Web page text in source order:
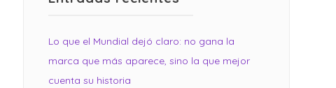
Lo que el Mundial dejó claro: no gana la
marca que más aparece, sino la que mejor
cuenta su historia